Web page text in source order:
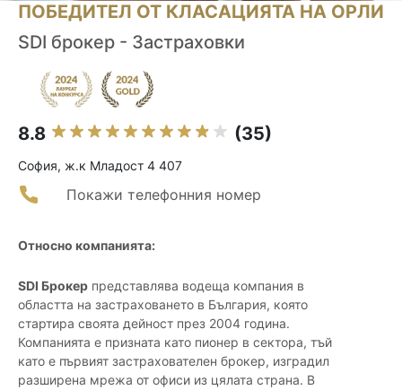
ПОБЕДИТЕЛ ОТ КЛАСАЦИЯТА НА ОРЛИ
SDI брокер - Застраховки
8.8 (35)
София, ж.к Младост 4 407
Покажи телефонния номер
Относно компанията:
SDI Брокер представлява водеща компания в
областта на застраховането в България, която
стартира своята дейност през 2004 година.
Компанията е призната като пионер в сектора, тъй
като е първият застрахователен брокер, изградил
разширена мрежа от офиси из цялата страна. В